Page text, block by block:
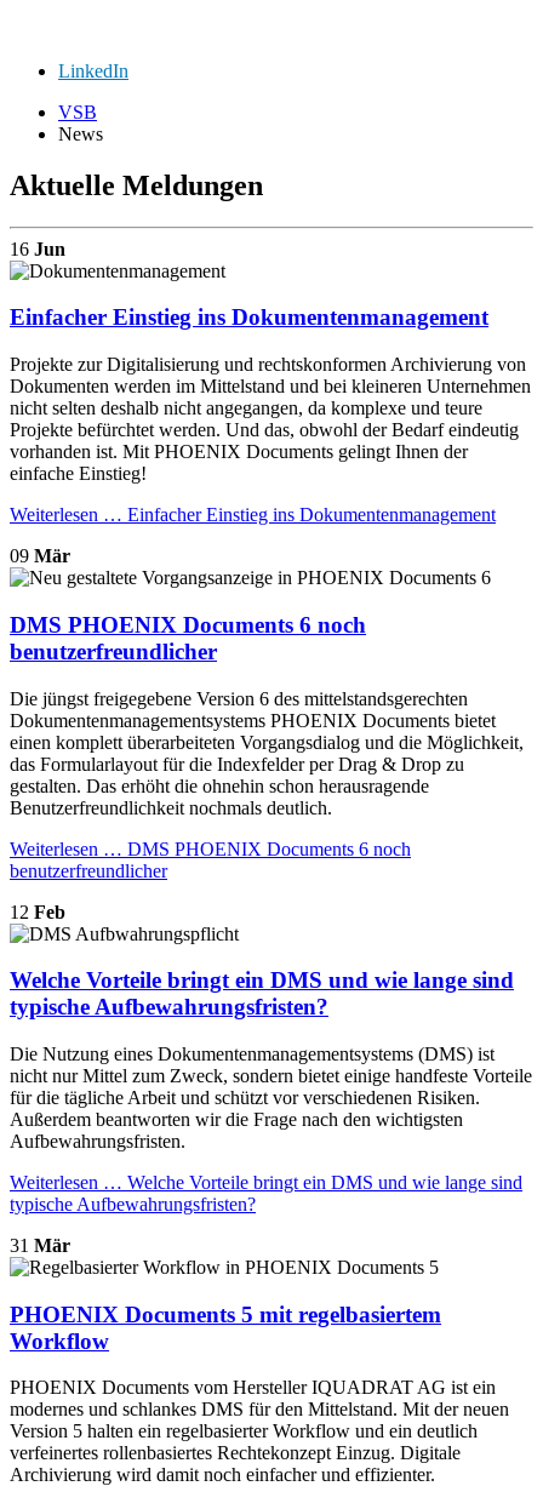
LinkedIn
VSB
News
Aktuelle Meldungen
16 Jun
Einfacher Einstieg ins Dokumentenmanagement
Projekte zur Digitalisierung und rechtskonformen Archivierung von
Dokumenten werden im Mittelstand und bei kleineren Unternehmen
nicht selten deshalb nicht angegangen, da komplexe und teure
Projekte befürchtet werden. Und das, obwohl der Bedarf eindeutig
vorhanden ist. Mit PHOENIX Documents gelingt Ihnen der
einfache Einstieg!
Weiterlesen … Einfacher Einstieg ins Dokumentenmanagement
09 Mär
DMS PHOENIX Documents 6 noch
benutzerfreundlicher
Die jüngst freigegebene Version 6 des mittelstandsgerechten
Dokumentenmanagementsystems PHOENIX Documents bietet
einen komplett überarbeiteten Vorgangsdialog und die Möglichkeit,
das Formularlayout für die Indexfelder per Drag & Drop zu
gestalten. Das erhöht die ohnehin schon herausragende
Benutzerfreundlichkeit nochmals deutlich.
Weiterlesen … DMS PHOENIX Documents 6 noch
benutzerfreundlicher
12 Feb
Welche Vorteile bringt ein DMS und wie lange sind
typische Aufbewahrungsfristen?
Die Nutzung eines Dokumentenmanagementsystems (DMS) ist
nicht nur Mittel zum Zweck, sondern bietet einige handfeste Vorteile
für die tägliche Arbeit und schützt vor verschiedenen Risiken.
Außerdem beantworten wir die Frage nach den wichtigsten
Aufbewahrungsfristen.
Weiterlesen … Welche Vorteile bringt ein DMS und wie lange sind
typische Aufbewahrungsfristen?
31 Mär
PHOENIX Documents 5 mit regelbasiertem
Workflow
PHOENIX Documents vom Hersteller IQUADRAT AG ist ein
modernes und schlankes DMS für den Mittelstand. Mit der neuen
Version 5 halten ein regelbasierter Workflow und ein deutlich
verfeinertes rollenbasiertes Rechtekonzept Einzug. Digitale
Archivierung wird damit noch einfacher und effizienter.